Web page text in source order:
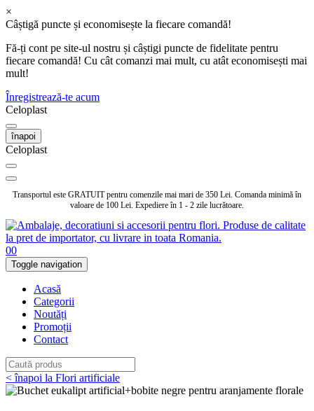
×
Câștigă puncte și economisește la fiecare comandă!
Fă-ți cont pe site-ul nostru și câștigi puncte de fidelitate pentru
fiecare comandă! Cu cât comanzi mai mult, cu atât economisești mai
mult!
Înregistrează-te acum
Celoplast
înapoi
Celoplast
Transportul este GRATUIT pentru comenzile mai mari de 350 Lei. Comanda minimă în
valoare de 100 Lei. Expediere în 1 - 2 zile lucrătoare.
00
Toggle navigation
Acasă
Categorii
Noutăți
Promoții
Contact
< înapoi la Flori artificiale